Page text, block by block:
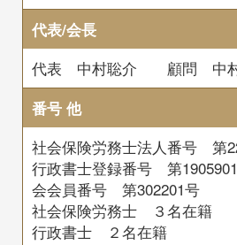
代表/会長
代表 中村聡介 顧問 中
番号 他
社会保険労務士法人番号 第
行政書士登録番号 第
会会員番号 第302201号
社会保険労務士 ３名在籍
行政書士 ２名在籍